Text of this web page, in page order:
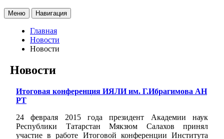
Меню Навигация
Главная
Новости
Новости
Новости
Итоговая конференция ИЯЛИ им. Г.Ибрагимова АН
РТ
24 февраля 2015 года президент Академии наук
Республики Татарстан Мякзюм Салахов принял
участие в работе Итоговой конференции Института